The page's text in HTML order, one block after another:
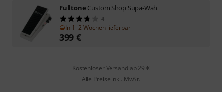
Fulltone Custom Shop Supa-Wah
4
In 1–2 Wochen lieferbar
399 €
Kostenloser Versand ab 29 €
Alle Preise inkl. MwSt.